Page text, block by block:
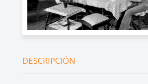
DESCRIPCIÓN